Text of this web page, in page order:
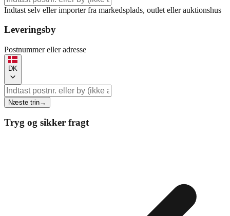
Indtast selv eller importer fra markedsplads, outlet eller auktionshus
Leveringsby
Postnummer eller adresse
DK
Næste trin→
Tryg og sikker fragt